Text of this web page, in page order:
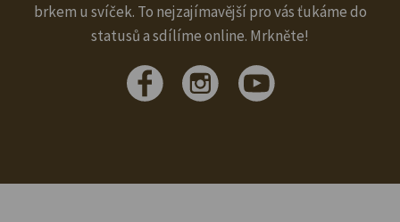
brkem u svíček. To nejzajímavější pro vás ťukáme do
statusů a sdílíme online. Mrkněte!